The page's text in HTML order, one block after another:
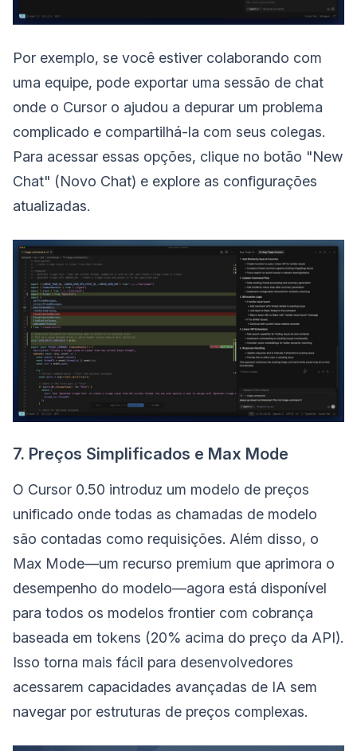
Por exemplo, se você estiver colaborando com
uma equipe, pode exportar uma sessão de chat
onde o Cursor o ajudou a depurar um problema
complicado e compartilhá-la com seus colegas.
Para acessar essas opções, clique no botão "New
Chat" (Novo Chat) e explore as configurações
atualizadas.
7. Preços Simplificados e Max Mode
O Cursor 0.50 introduz um modelo de preços
unificado onde todas as chamadas de modelo
são contadas como requisições. Além disso, o
Max Mode—um recurso premium que aprimora o
desempenho do modelo—agora está disponível
para todos os modelos frontier com cobrança
baseada em tokens (20% acima do preço da API).
Isso torna mais fácil para desenvolvedores
acessarem capacidades avançadas de IA sem
navegar por estruturas de preços complexas.